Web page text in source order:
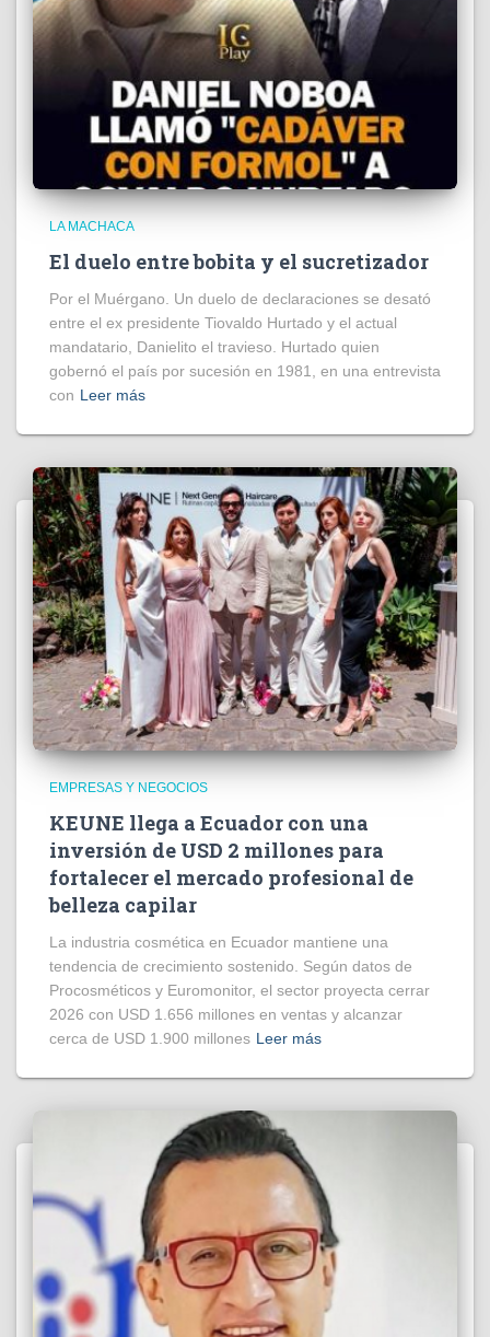
LA MACHACA
El duelo entre bobita y el sucretizador
Por el Muérgano. Un duelo de declaraciones se desató
entre el ex presidente Tiovaldo Hurtado y el actual
mandatario, Danielito el travieso. Hurtado quien
gobernó el país por sucesión en 1981, en una entrevista
con Leer más
EMPRESAS Y NEGOCIOS
KEUNE llega a Ecuador con una
inversión de USD 2 millones para
fortalecer el mercado profesional de
belleza capilar
La industria cosmética en Ecuador mantiene una
tendencia de crecimiento sostenido. Según datos de
Procosméticos y Euromonitor, el sector proyecta cerrar
2026 con USD 1.656 millones en ventas y alcanzar
cerca de USD 1.900 millones Leer más